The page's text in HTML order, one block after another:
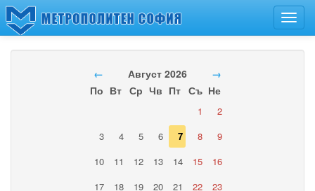
← Август 2026
→
По Вт Ср Чв Пт Съ Не
1
2
3
4 5 6 7 8
9
10
11 12 13 14 15
16
17
18 19 20 21 22
23